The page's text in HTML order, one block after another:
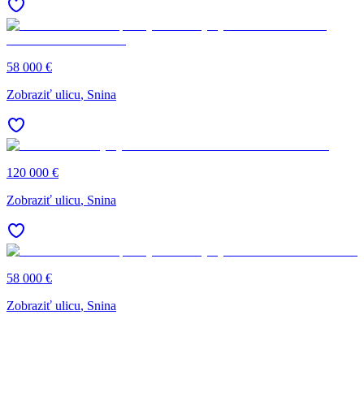
58 000 €
Zobraziť ulicu, Snina
120 000 €
Zobraziť ulicu, Snina
58 000 €
Zobraziť ulicu, Snina